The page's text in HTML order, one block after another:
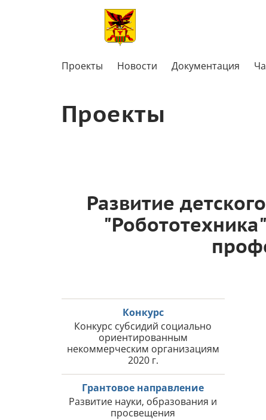
Проекты Новости Документация
Проекты
Развитие
Конкурс
Конкурс субсидий социально
ориентированным
некоммерческим организациям
2020 г.
Грантовое направление
Развитие науки, образования и
просвещения